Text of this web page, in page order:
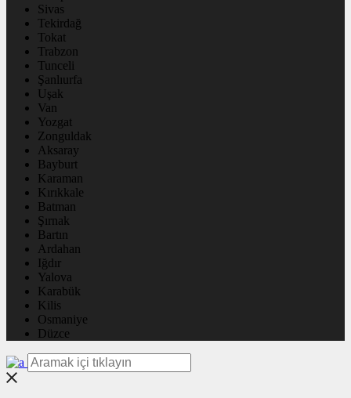
Sivas
Tekirdağ
Tokat
Trabzon
Tunceli
Şanlıurfa
Uşak
Van
Yozgat
Zonguldak
Aksaray
Bayburt
Karaman
Kırıkkale
Batman
Şırnak
Bartın
Ardahan
Iğdır
Yalova
Karabük
Kilis
Osmaniye
Düzce